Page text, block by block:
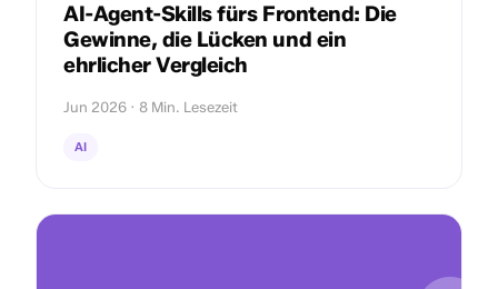
AI-Agent-Skills fürs Frontend: Die
Gewinne, die Lücken und ein
ehrlicher Vergleich
Jun 2026 · 8 Min. Lesezeit
AI